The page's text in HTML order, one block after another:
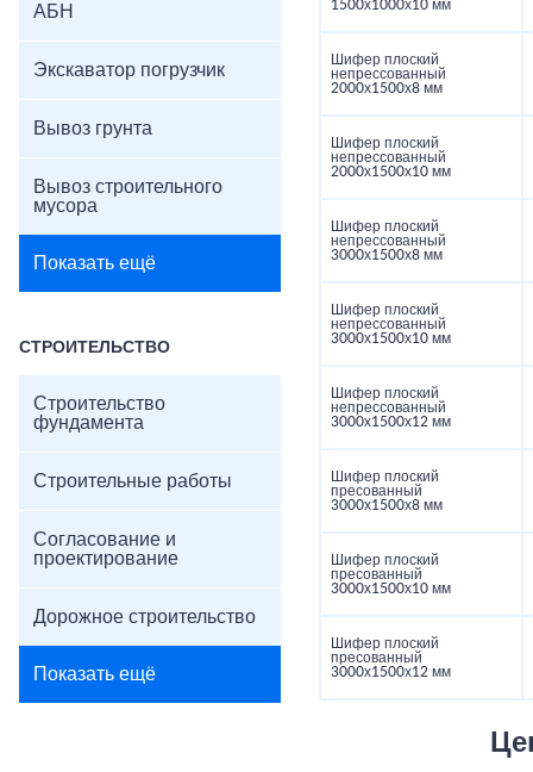
АБН
Экскаватор погрузчик
Вывоз грунта
Вывоз строительного
мусора
Показать ещё
СТРОИТЕЛЬСТВО
Строительство
фундамента
Строительные работы
Согласование и
проектирование
Дорожное строительство
Показать ещё
1500х1000х10 мм
Шифер плоский
непрессованный
2000х1500х8 мм
Шифер плоский
непрессованный
2000х1500х10 мм
Шифер плоский
непрессованный
3000х1500х8 мм
Шифер плоский
непрессованный
3000х1500х10 мм
Шифер плоский
непрессованный
3000х1500х12 мм
Шифер плоский
пресованный
3000х1500х8 мм
Шифер плоский
пресованный
3000х1500х10 мм
Шифер плоский
пресованный
3000х1500х12 мм